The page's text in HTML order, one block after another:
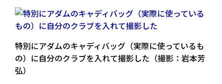
特別にアダムのキャディバッグ（実際に使っているも
の）に自分のクラブを入れて撮影した（撮影：岩本芳
弘）